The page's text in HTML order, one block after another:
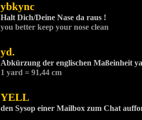
ybkync
Halt Dich/Deine Nase da raus !
you better keep your nose clean
yd.
Abkürzung der englischen Maßeinheit
1 yard = 91,44 cm
YELL
den Sysop einer Mailbox zum Chat